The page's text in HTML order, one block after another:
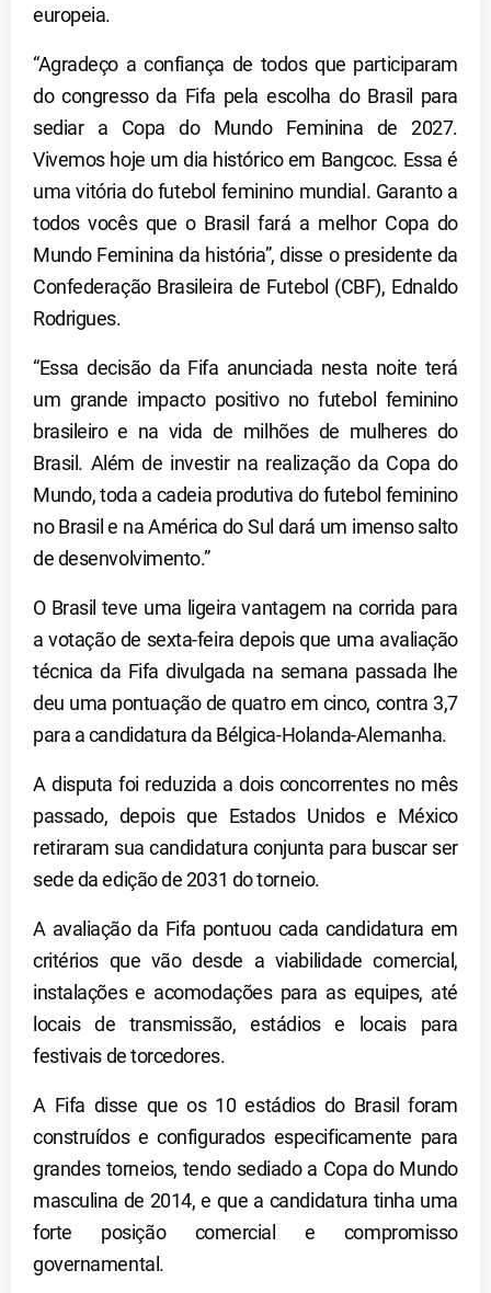
europeia.
“Agradeço a confiança de todos que participaram
do congresso da Fifa pela escolha do Brasil para
sediar a Copa do Mundo Feminina de 2027.
Vivemos hoje um dia histórico em Bangcoc. Essa é
uma vitória do futebol feminino mundial. Garanto a
todos vocês que o Brasil fará a melhor Copa do
Mundo Feminina da história”, disse o presidente da
Confederação Brasileira de Futebol (CBF), Ednaldo
Rodrigues.
“Essa decisão da Fifa anunciada nesta noite terá
um grande impacto positivo no futebol feminino
brasileiro e na vida de milhões de mulheres do
Brasil. Além de investir na realização da Copa do
Mundo, toda a cadeia produtiva do futebol feminino
no Brasil e na América do Sul dará um imenso salto
de desenvolvimento.”
O Brasil teve uma ligeira vantagem na corrida para
a votação de sexta-feira depois que uma avaliação
técnica da Fifa divulgada na semana passada lhe
deu uma pontuação de quatro em cinco, contra 3,7
para a candidatura da Bélgica-Holanda-Alemanha.
A disputa foi reduzida a dois concorrentes no mês
passado, depois que Estados Unidos e México
retiraram sua candidatura conjunta para buscar ser
sede da edição de 2031 do torneio.
A avaliação da Fifa pontuou cada candidatura em
critérios que vão desde a viabilidade comercial,
instalações e acomodações para as equipes, até
locais de transmissão, estádios e locais para
festivais de torcedores.
A Fifa disse que os 10 estádios do Brasil foram
construídos e configurados especificamente para
grandes torneios, tendo sediado a Copa do Mundo
masculina de 2014, e que a candidatura tinha uma
forte posição comercial e compromisso
governamental.